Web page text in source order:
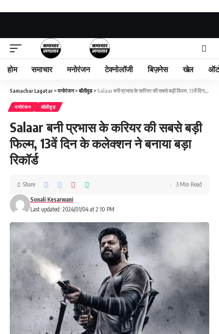
होम समाचार मनोरंजन टेक्नोलॉजी बिज़नेस खेल
Samachar Lagatar >मनोरंजन>बॉलीवुड>Salaar बनी प्रभास के करियर की सबसे बड़ी फिल्म, 13वें दिन के कलेक्शन ने बनाया बड़ा रिकॉर्ड
मनोरंजन बॉलीवुड
Salaar बनी प्रभास के करियर की सबसे बड़ी
फिल्म, 13वें दिन के कलेक्शन ने बनाया बड़ा
रिकॉर्ड
Last updated: 2024/01/04 at 2:10 PM
Sonali Kesarwani
Share 3 Min Read